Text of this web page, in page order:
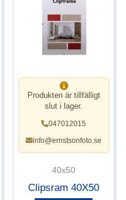
Produkten är tillfälligt
slut i lager.
047012015
info@ernstsonfoto.se
40x50
Clipsram 40X50